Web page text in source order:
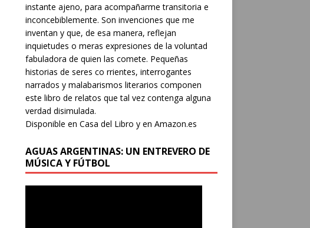
instante ajeno, para acompañarme transitoria e
inconcebiblemente. Son invenciones que me
inventan y que, de esa manera, reflejan
inquietudes o meras expresiones de la voluntad
fabuladora de quien las comete. Pequeñas
historias de seres co rrientes, interrogantes
narrados y malabarismos literarios componen
este libro de relatos que tal vez contenga alguna
verdad disimulada.
Disponible en Casa del Libro y en Amazon.es
AGUAS ARGENTINAS: UN ENTREVERO DE
MÚSICA Y FÚTBOL